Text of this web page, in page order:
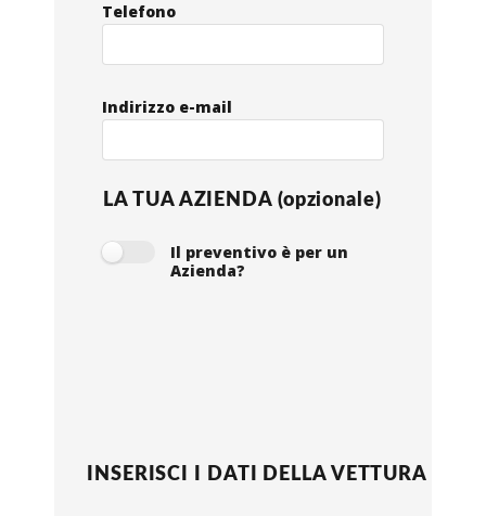
Telefono
Indirizzo e-mail
LA TUA AZIENDA (opzionale)
Il preventivo è per un
Azienda?
INSERISCI I DATI DELLA VETTURA